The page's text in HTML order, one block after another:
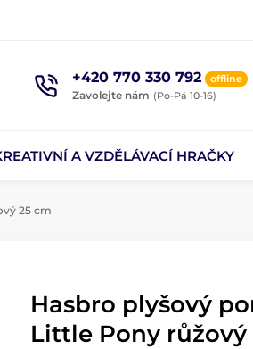
+420 770 330 792 offline
Zavolejte nám (Po-Pá 10-16)
A VZDĚLÁVACÍ HRAČKY
25 cm
Hasbro plyšový
Little Pony růžový